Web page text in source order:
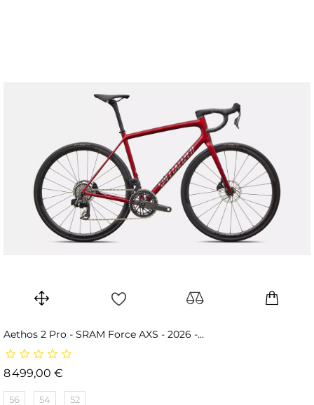
Aethos 2 Pro - SRAM Force AXS - 2026 -...
8 499,00 €
56 54 52